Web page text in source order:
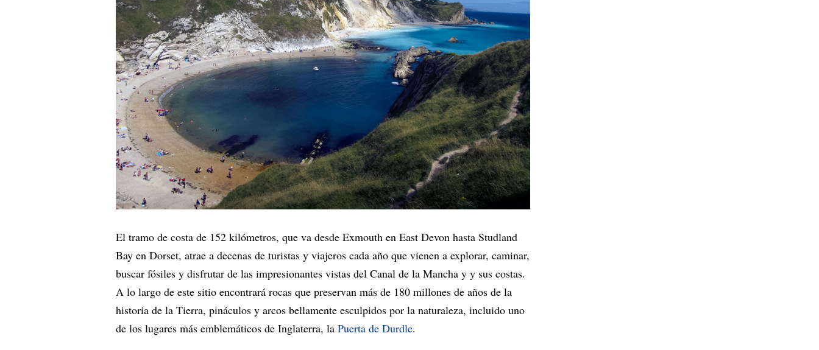
El tramo de costa de 152 kilómetros, que va desde Exmouth en East Devon hasta Studland
Bay en Dorset, atrae a decenas de turistas y viajeros cada año que vienen a explorar, caminar,
buscar fósiles y disfrutar de las impresionantes vistas del Canal de la Mancha y y sus costas.
A lo largo de este sitio encontrará rocas que preservan más de 180 millones de años de la
historia de la Tierra, pináculos y arcos bellamente esculpidos por la naturaleza, incluido uno
de los lugares más emblemáticos de Inglaterra, la Puerta de Durdle.